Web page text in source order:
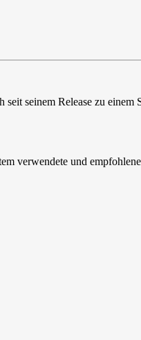
seinem Release zu
verwendete und